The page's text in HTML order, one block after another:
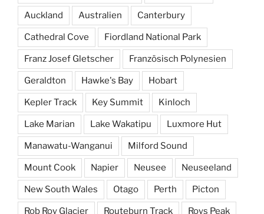
Auckland Australien Canterbury
Cathedral Cove Fiordland National Park
Franz Josef Gletscher Französisch Polynesien
Geraldton Hawke's Bay Hobart
Kepler Track Key Summit Kinloch
Lake Marian Lake Wakatipu Luxmore Hut
Manawatu-Wanganui Milford Sound
Mount Cook Napier Neusee Neuseeland
New South Wales Otago Perth Picton
Rob Roy Glacier Routeburn Track Roys Peak